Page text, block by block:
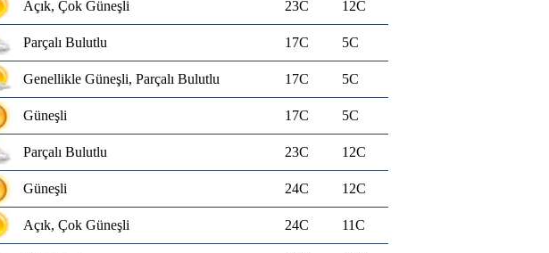
Açık, Çok Güneşli 23C 12C
Parçalı Bulutlu 17C 5C
Genellikle Güneşli, Parçalı Bulutlu 17C 5C
Güneşli 17C 5C
Parçalı Bulutlu 23C 12C
Güneşli 24C 12C
Açık, Çok Güneşli 24C 11C